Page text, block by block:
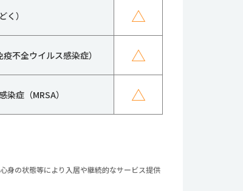
く） △
不全ウイルス感染症） △
染症（MRSA） △
身の状態等により入居や継続的なサービス提供